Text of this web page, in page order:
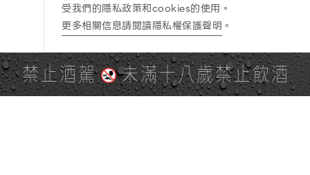
禁止酒駕 未滿十八歲禁止飲酒
受我們的隱私政策和cookies的使用。
更多相關信息請閱讀隱私權保護聲明 。
PAGE TOP